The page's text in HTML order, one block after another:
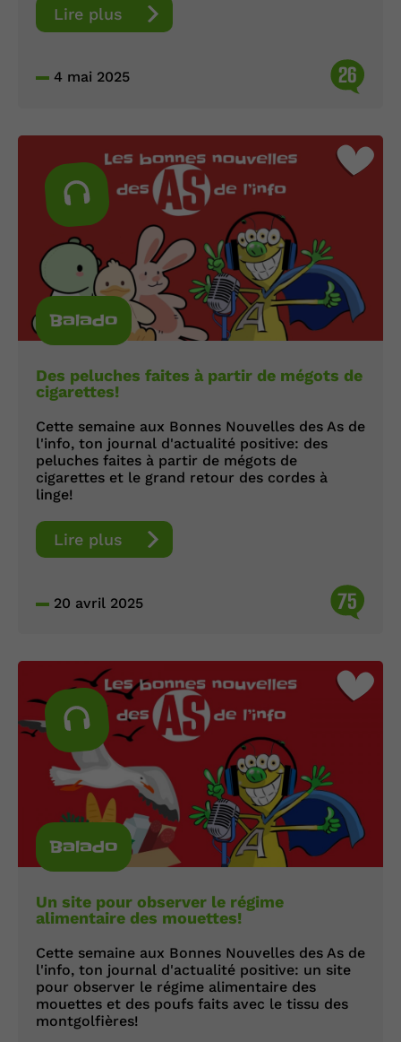
Lire plus
4 mai 2025 26
Balado
Des peluches faites à partir de mégots de
cigarettes!
Cette semaine aux Bonnes Nouvelles des As de
l'info, ton journal d'actualité positive: des
peluches faites à partir de mégots de
cigarettes et le grand retour des cordes à
linge!
Lire plus
20 avril 2025 75
Balado
Un site pour observer le régime
alimentaire des mouettes!
Cette semaine aux Bonnes Nouvelles des As de
l'info, ton journal d'actualité positive: un site
pour observer le régime alimentaire des
mouettes et des poufs faits avec le tissu des
montgolfières!